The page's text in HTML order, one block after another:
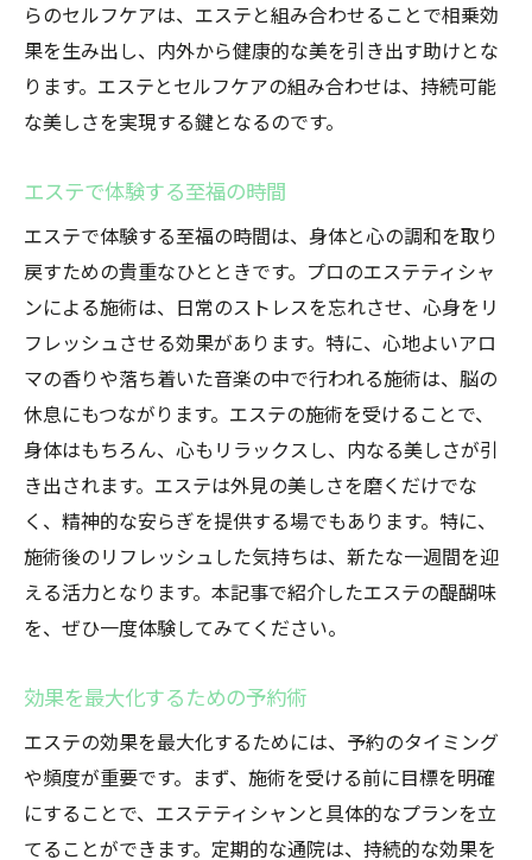
らのセルフケアは、エステと組み合わせることで相乗効
果を生み出し、内外から健康的な美を引き出す助けとな
ります。エステとセルフケアの組み合わせは、持続可能
な美しさを実現する鍵となるのです。
エステで体験する至福の時間
エステで体験する至福の時間は、身体と心の調和を取り
戻すための貴重なひとときです。プロのエステティシャ
ンによる施術は、日常のストレスを忘れさせ、心身をリ
フレッシュさせる効果があります。特に、心地よいアロ
マの香りや落ち着いた音楽の中で行われる施術は、脳の
休息にもつながります。エステの施術を受けることで、
身体はもちろん、心もリラックスし、内なる美しさが引
き出されます。エステは外見の美しさを磨くだけでな
く、精神的な安らぎを提供する場でもあります。特に、
施術後のリフレッシュした気持ちは、新たな一週間を迎
える活力となります。本記事で紹介したエステの醍醐味
を、ぜひ一度体験してみてください。
効果を最大化するための予約術
エステの効果を最大化するためには、予約のタイミング
や頻度が重要です。まず、施術を受ける前に目標を明確
にすることで、エステティシャンと具体的なプランを立
てることができます。定期的な通院は、持続的な効果を